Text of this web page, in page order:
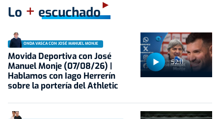
Lo + escuchado
52:11
ONDA VASCA CON JOSÉ MANUEL MONJE
Movida Deportiva con José
Manuel Monje (07/08/26) |
Hablamos con Iago Herrerín
sobre la portería del Athletic